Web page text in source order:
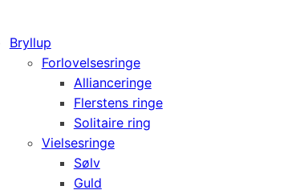
Bryllup
Forlovelsesringe
Allianceringe
Flerstens ringe
Solitaire ring
Vielsesringe
Sølv
Guld